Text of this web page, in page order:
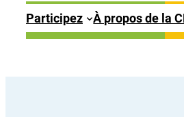
Participez À propos de la